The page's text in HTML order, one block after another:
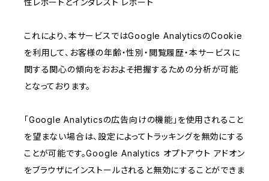
性レポートとインタレスト レポート
これにより、本サービスではGoogle AnalyticsのCookie
を利用して、お客様の年齢・性別・閲覧履歴・本サービスに
関する関心の傾向をおおよそ把握するための分析が可能
となっております。
「Google Analyticsの広告向けの機能」を使用されること
を望まない場合は、設定によってトラッキングを無効にする
ことが可能です。Google Analytics オプトアウト アドオン
をブラウザにインストールされると無効にすることができま